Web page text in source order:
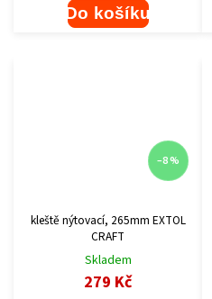
Do košíku
–8 %
kleště nýtovací, 265mm EXTOL
CRAFT
Skladem
279 Kč